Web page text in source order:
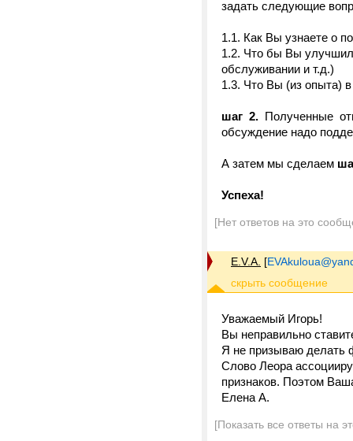
задать следующие
1.1. Как Вы узнаете о
1.2. Что бы Вы
обслуживании и т.д.)
1.3. Что Вы (из опыта)
шаг 2.Полученные
обсуждение надо
А затем мы сделаем
Успеха!
[Нет ответов на это
E.V.A. [
Уважаемый Игорь!
Вы неправильно
Я не призываю делать
Слово Леора
признаков. Поэтом
Елена А.
[Показать все ответы на